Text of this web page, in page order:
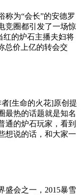
称为“会长”的安德罗
竞圈都引发了一场惊
红的炉石主播夫妇将
总价上亿的转会交
[生命的火花]原创提
最热的话题就是知名
通的炉石玩家，看到
想说的话，和大家一
盛会之一，2015暴雪